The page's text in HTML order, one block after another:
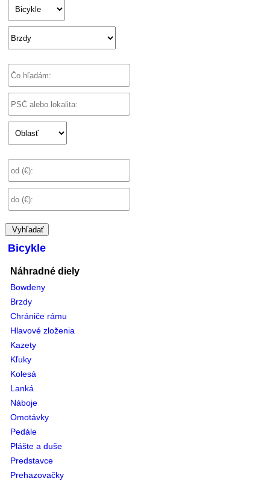
Vyhľadať
Bicykle
Náhradné diely
Bowdeny
Brzdy
Chrániče rámu
Hlavové zloženia
Kazety
Kľuky
Kolesá
Lanká
Náboje
Omotávky
Pedále
Plášte a duše
Predstavce
Prehazovačky